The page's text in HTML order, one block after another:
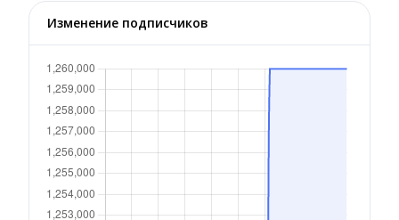
Изменение подписчиков